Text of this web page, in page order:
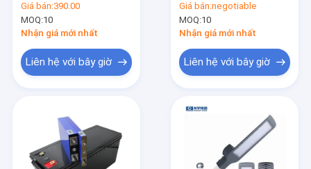
Các sản phẩm
Về chúng tôi
3.2v 100Ah LiFePO4
Giá bán:390.00
MOQ:10
Nhận giá mới nhất
Liên hệ với bây giờ
trời Ghim Lifepo4
100ah
Giá bán:negotiable
MOQ:10
Nhận giá mới nhất
Liên hệ với bây giờ